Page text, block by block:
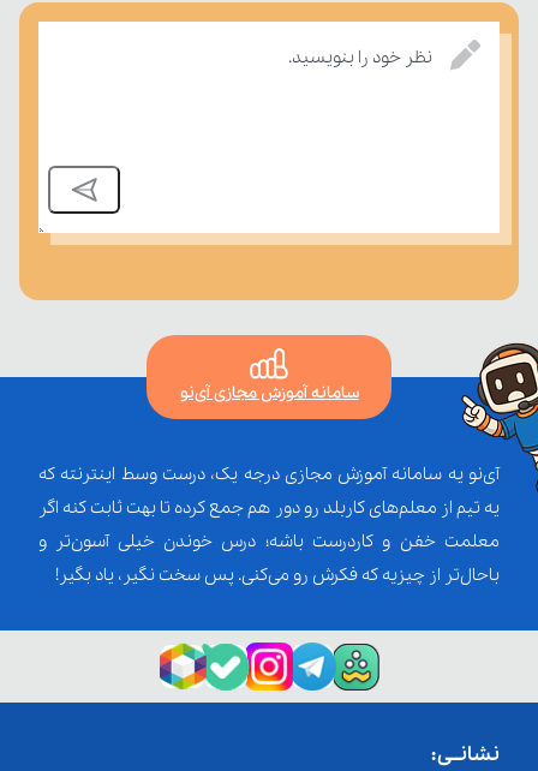
امتحان، میزان تسلط خود را بر مفاهیم درسی بسنجند.
نظر خود را بنویسید.
سامانه آموزش مجازی آی‌نو
آی‌نو یه سامانه آموزش مجازی درجه یک، درست وسط اینترنته که
یه تیم از معلم‌‌های کاربلد رو دور هم جمع کرده تا بهت ثابت کنه اگر
معلمت خفن و کاردرست باشه؛ درس خوندن خیلی آسون‌تر و
باحال‌تر از چیزیه که فکرش رو می‌کنی. پس سخت نگیر، یاد بگیر!
نشانــی: